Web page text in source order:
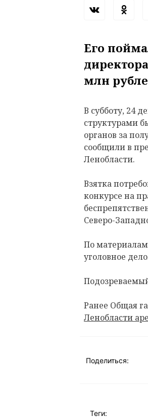
Его
млн
В субботу, 24
структурами
органов за
сообщили в
Ленобласти.
Взятка
конкурсе на
Северо-
По
уголовное
Ранее Общая
Ленобласти
Поделиться:
Теги: